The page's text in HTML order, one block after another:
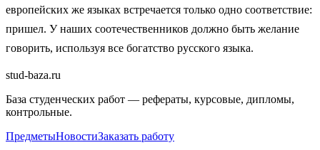
европейских же языках встречается только одно соответствие:
пришел. У наших соотечественников должно быть желание
говорить, используя все богатство русского языка.
stud-baza.ru
База студенческих работ — рефераты, курсовые, дипломы,
контрольные.
ПредметыНовостиЗаказать работу